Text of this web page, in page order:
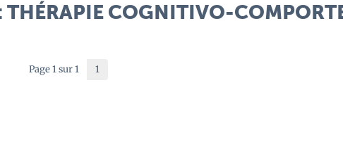
THÉRAPIE COGNITIVO-
Page 1 sur 1 1